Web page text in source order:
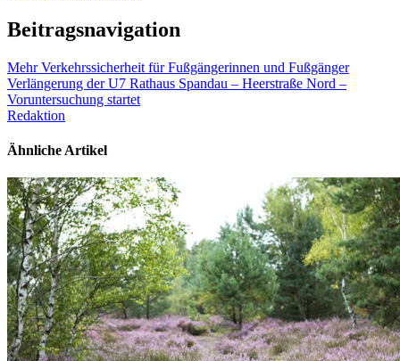
Beitragsnavigation
Mehr Verkehrssicherheit für Fußgängerinnen und Fußgänger
Verlängerung der U7 Rathaus Spandau – Heerstraße Nord –
Voruntersuchung startet
Redaktion
Ähnliche Artikel